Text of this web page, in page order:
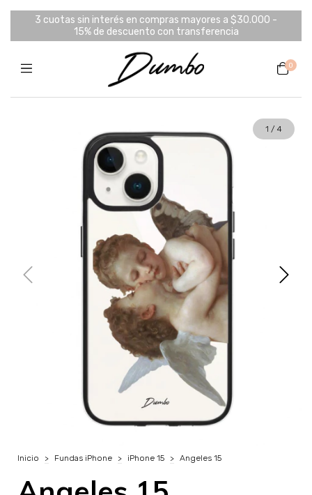
3 cuotas sin interés en compras mayores a $30.000 -
15% de descuento con transferencia
0
1 / 4
Inicio > Fundas iPhone > iPhone 15 > Angeles 15